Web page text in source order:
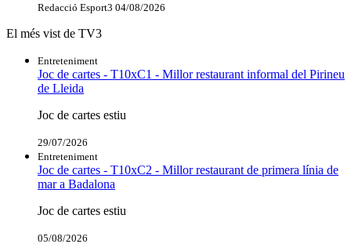
Redacció Esport3 04/08/2026
El més vist de TV3
Entreteniment
Joc de cartes - T10xC1 - Millor restaurant informal del Pirineu
de Lleida
Joc de cartes estiu
29/07/2026
Entreteniment
Joc de cartes - T10xC2 - Millor restaurant de primera línia de
mar a Badalona
Joc de cartes estiu
05/08/2026